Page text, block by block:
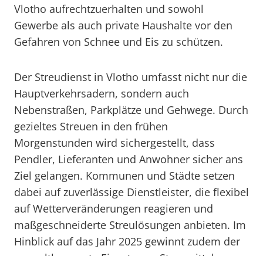
Vlotho aufrechtzuerhalten und sowohl
Gewerbe als auch private Haushalte vor den
Gefahren von Schnee und Eis zu schützen.
Der Streudienst in Vlotho umfasst nicht nur die
Hauptverkehrsadern, sondern auch
Nebenstraßen, Parkplätze und Gehwege. Durch
gezieltes Streuen in den frühen
Morgenstunden wird sichergestellt, dass
Pendler, Lieferanten und Anwohner sicher ans
Ziel gelangen. Kommunen und Städte setzen
dabei auf zuverlässige Dienstleister, die flexibel
auf Wetterveränderungen reagieren und
maßgeschneiderte Streulösungen anbieten. Im
Hinblick auf das Jahr 2025 gewinnt zudem der